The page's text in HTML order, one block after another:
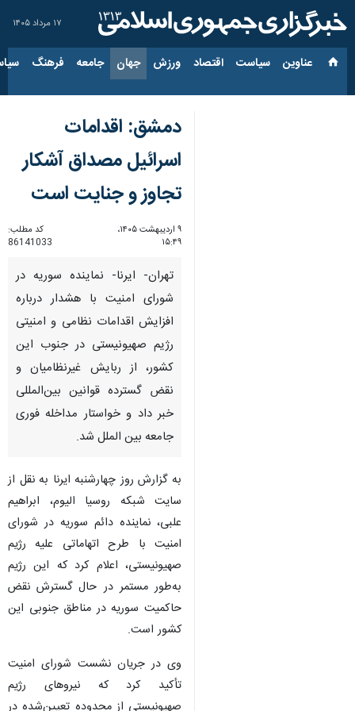
۱۷ مرداد ۱۴۰۵
عناوین‌ سیاست اقتصاد ورزش جهان جامعه فرهنگ
دمشق: اقدامات
اسرائیل مصداق آشکار
تجاوز و جنایت است
۹ اردیبهشت ۱۴۰۵،
۱۵:۴۹
کد مطلب:
86141033
تهران- ایرنا- نماینده سوریه در
شورای امنیت با هشدار درباره
افزایش اقدامات نظامی و امنیتی
رژیم صهیونیستی در جنوب این
کشور، از ربایش غیرنظامیان و
نقض گسترده قوانین بین‌المللی
خبر داد و خواستار مداخله فوری
جامعه بین الملل شد.
به گزارش روز چهارشنبه ایرنا به نقل از
سایت شبکه روسیا الیوم، ابراهیم
علبی، نماینده دائم سوریه در شورای
امنیت با طرح اتهاماتی علیه رژیم
صهیونیستی، اعلام کرد که این رژیم
به‌طور مستمر در حال گسترش نقض
حاکمیت سوریه در مناطق جنوبی این
کشور است.
وی در جریان نشست شورای امنیت
تأکید کرد که نیروهای رژیم
صهیونیستی از محدوده تعیین‌شده در